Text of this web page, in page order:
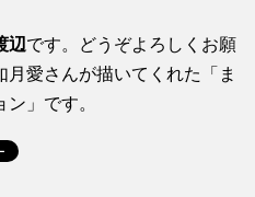
辺です。どうぞよろしくお願
愛さんが描いてくれた「ま
」です。